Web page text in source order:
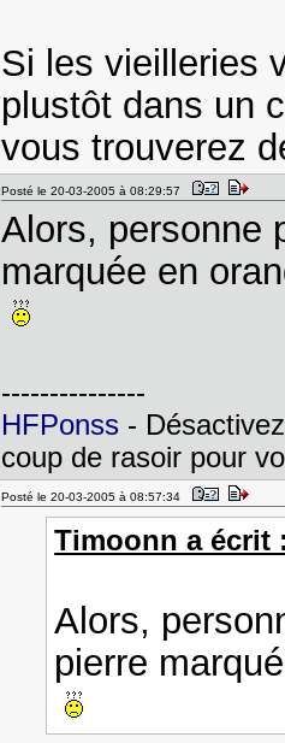
Si les vieilleries
plustôt dans un
vous trouverez
Posté le 20-03-2005 à 08:29:57
Alors, personne
marquée en
---------------
HFPonss-
coup de rasoir pour
Posté le 20-03-2005 à 08:57:34
Timoonn a écrit
Alors,
pierre